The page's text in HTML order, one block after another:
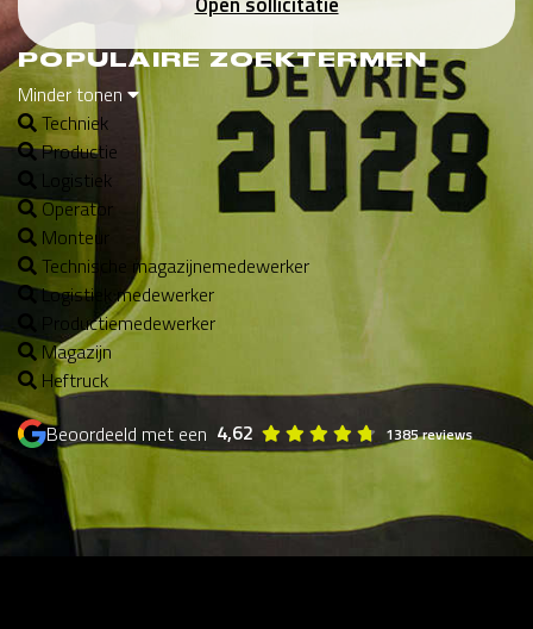
POPULAIRE ZOEKTERMEN
Minder tonen
Techniek
Productie
Logistiek
Operator
Monteur
Technische magazijnemedewerker
Logistiek medewerker
Productiemedewerker
Magazijn
Heftruck
Beoordeeld met een 4,62 1385 reviews